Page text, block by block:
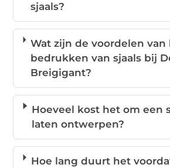
sjaals?
Wat zijn de voordelen van
bedrukken van sjaals bij
Breigigant?
Hoeveel kost het om een
laten ontwerpen?
Hoe lang duurt het